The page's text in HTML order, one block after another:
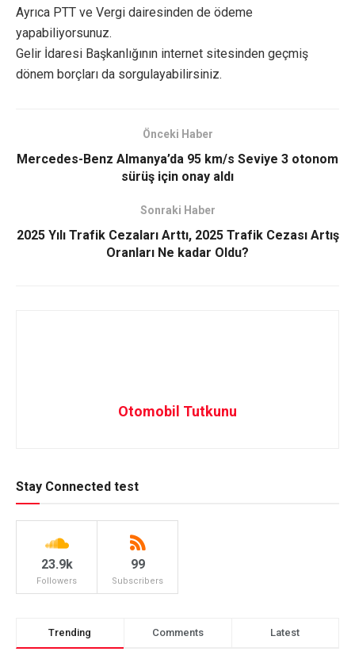
Ayrıca PTT ve Vergi dairesinden de ödeme
yapabiliyorsunuz.
Gelir İdaresi Başkanlığının internet sitesinden geçmiş
dönem borçları da sorgulayabilirsiniz.
Önceki Haber
Mercedes-Benz Almanya’da 95 km/s Seviye 3 otonom
sürüş için onay aldı
Sonraki Haber
2025 Yılı Trafik Cezaları Arttı, 2025 Trafik Cezası Artış
Oranları Ne kadar Oldu?
Otomobil Tutkunu
Stay Connected test
23.9k
Followers
99
Subscribers
Trending Comments Latest